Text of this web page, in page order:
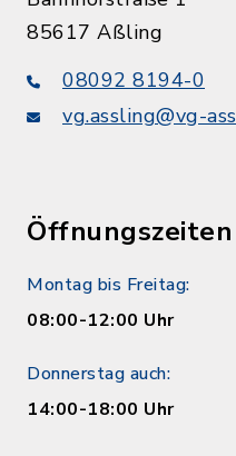
85617 Aßling
08092 8194-0
vg.assling@vg-
Öffnungszeiten
Montag bis Freitag:
08:00-12:00 Uhr
Donnerstag auch:
14:00-18:00 Uhr